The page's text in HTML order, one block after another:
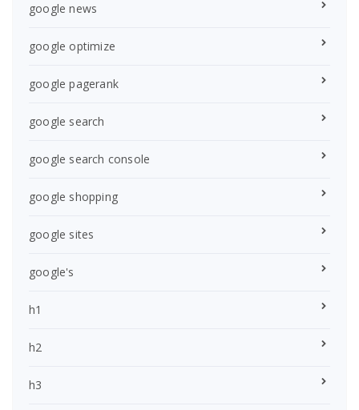
google news
google optimize
google pagerank
google search
google search console
google shopping
google sites
google's
h1
h2
h3